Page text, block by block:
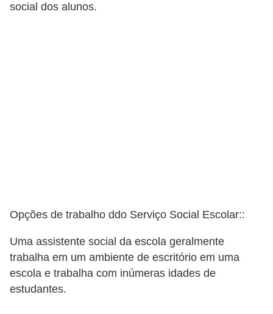
social dos alunos.
Opções de trabalho ddo Serviço Social Escolar::
Uma assistente social da escola geralmente
trabalha em um ambiente de escritório em uma
escola e trabalha com inúmeras idades de
estudantes.